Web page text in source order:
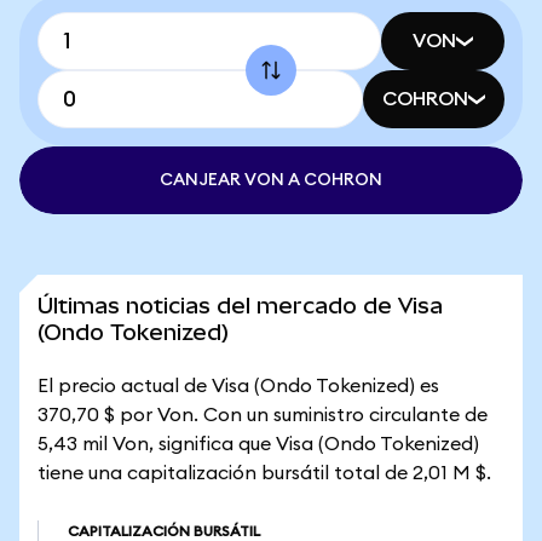
VON
COHRON
CANJEAR VON A COHRON
Últimas noticias del mercado de Visa
(Ondo Tokenized)
El precio actual de Visa (Ondo Tokenized) es
370,70 $ por Von. Con un suministro circulante de
5,43 mil Von, significa que Visa (Ondo Tokenized)
tiene una capitalización bursátil total de 2,01 M $.
CAPITALIZACIÓN BURSÁTIL